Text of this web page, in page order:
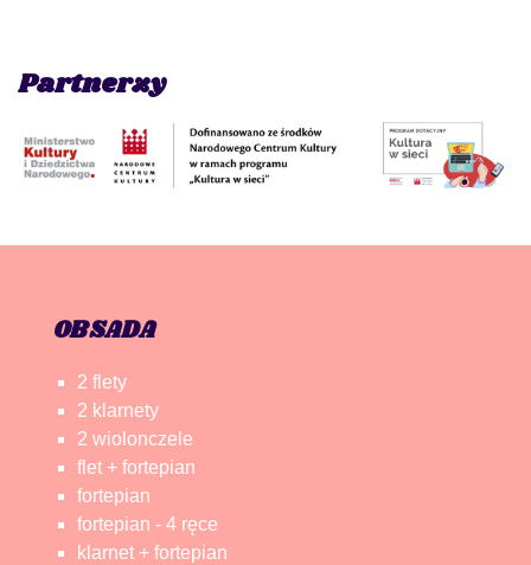
Partnerzy
OBSADA
2 flety
2 klarnety
2 wiolonczele
flet + fortepian
fortepian
fortepian - 4 ręce
klarnet + fortepian